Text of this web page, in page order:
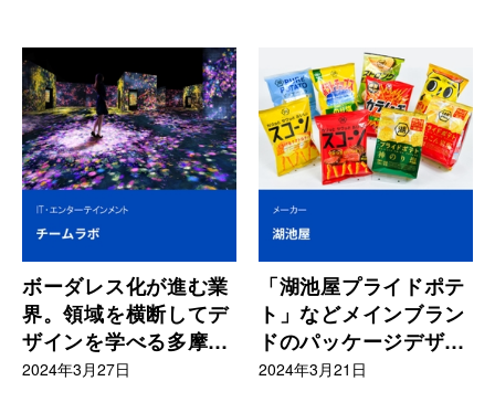
ボーダレス化が進む業
界。領域を横断してデ
ザインを学べる多摩美
は楽しみ
2024年3月27日
「湖池屋プライドポテ
ト」などメインブラン
ドのパッケージデザイ
ンに携わる
2024年3月21日